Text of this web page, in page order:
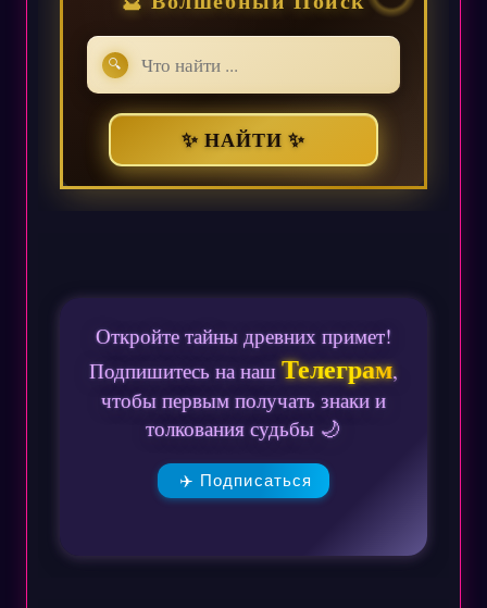
🔍
✨ НАЙТИ ✨
Откройте тайны древних примет!
Подпишитесь на нашТелеграм,
чтобы первым получать знаки и
толкования судьбы 🌙
✈️ Подписаться